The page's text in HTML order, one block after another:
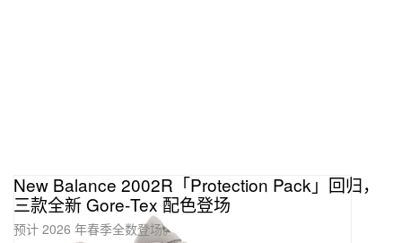
New Balance 2002R「Protection Pack」回归，
三款全新 Gore‑Tex 配色登场
预计 2026 年春季全数登场。